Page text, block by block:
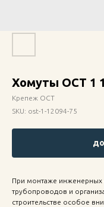
Хомуты ОСТ 1
Крепеж ОСТ
SKU: ost-1-12094-75
При монтаже инженерных
трубопроводов и
строительстве особое